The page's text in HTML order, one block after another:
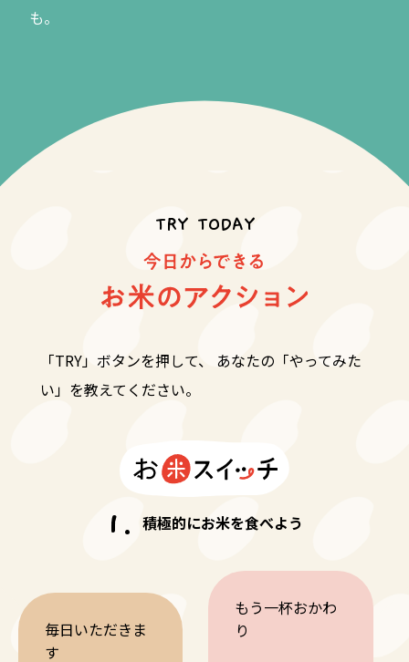
も。
「TRY」ボタンを押して、
あなたの「やってみた
い」を教えてください。
積極的にお米を食べよう
毎日いただきま
す
もう一杯おかわ
り